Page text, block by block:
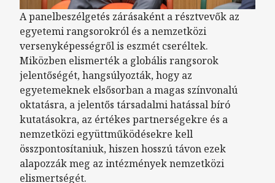
A panelbeszélgetés zárásaként a résztvevők az
egyetemi rangsorokról és a nemzetközi
versenyképességről is eszmét cseréltek.
Miközben elismerték a globális rangsorok
jelentőségét, hangsúlyozták, hogy az
egyetemeknek elsősorban a magas színvonalú
oktatásra, a jelentős társadalmi hatással bíró
kutatásokra, az értékes partnerségekre és a
nemzetközi együttműködésekre kell
összpontosítaniuk, hiszen hosszú távon ezek
alapozzák meg az intézmények nemzetközi
elismertségét.